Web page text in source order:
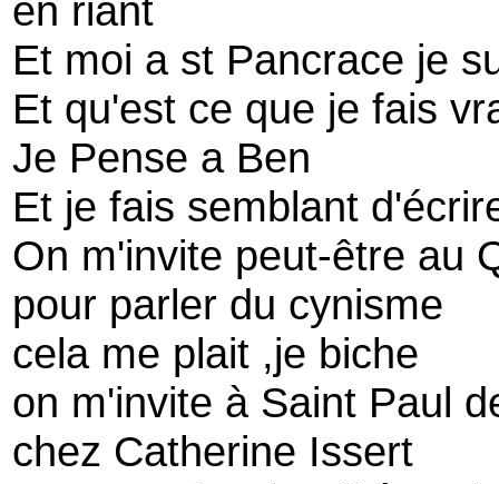
en riant
Et moi a st Pancrace je
Et qu'est ce que je fais
Je Pense a Ben
Et je fais semblant
On m'invite peut-être au
pour parler du cynisme
cela me plait ,je biche
on m'invite à Saint Paul
chez Catherine Issert